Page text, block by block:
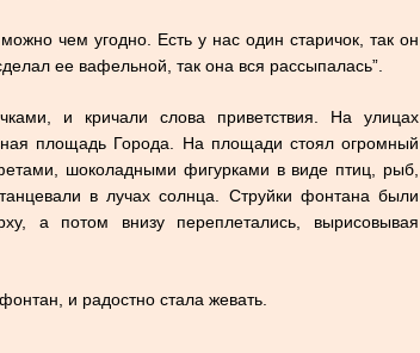
чем угодно. Есть у нас один старичок, так он
ее вафельной, так она вся рассыпалась”.
и кричали слова приветствия. На улицах
площадь Города. На площади стоял огромный
шоколадными фигурками в виде птиц, рыб,
в лучах солнца. Струйки фонтана были
а потом внизу переплетались, вырисовывая
и радостно стала жевать.